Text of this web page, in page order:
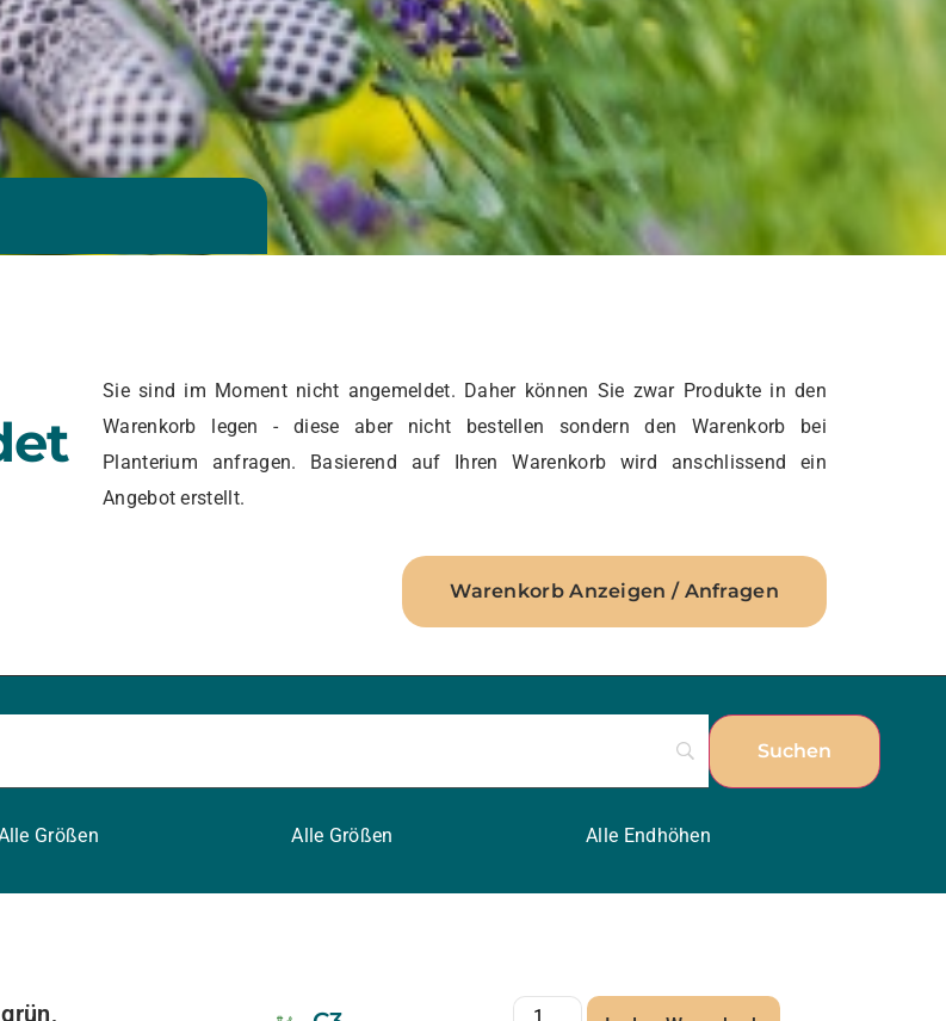
Sie sind im Moment nicht angemeldet. Daher können Sie zwar Produkte in den
Warenkorb legen - diese aber nicht bestellen sondern den Warenkorb bei
Planterium anfragen. Basierend auf Ihren Warenkorb wird anschlissend ein
Angebot erstellt.
Warenkorb Anzeigen / Anfragen
Größen Alle Größen Alle Endhöhen